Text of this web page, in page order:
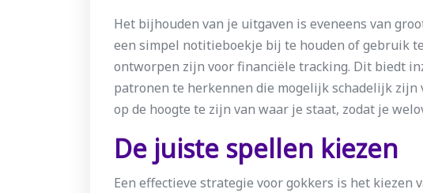
Het bijhouden van je uitgaven is eveneens van
een simpel notitieboekje bij te houden of gebruik
ontworpen zijn voor financiële tracking. Dit biedt
patronen te herkennen die mogelijk schadelijk
op de hoogte te zijn van waar je staat, zodat je
De juiste spellen kiezen
Een effectieve strategie voor gokkers is het kiezen